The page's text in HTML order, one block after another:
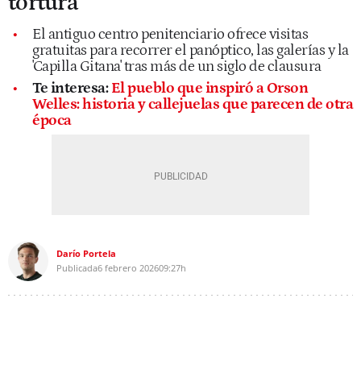
El antiguo centro penitenciario ofrece visitas
gratuitas para recorrer el panóptico, las galerías y la
'Capilla Gitana' tras más de un siglo de clausura
Te interesa:El pueblo que inspiró a Orson
Welles: historia y callejuelas que parecen de otra
época
Darío Portela
Publicada6 febrero 202609:27h